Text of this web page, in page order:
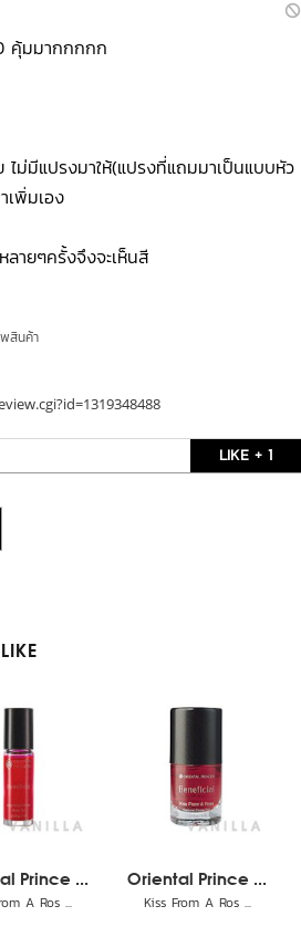
คุ้มมากกกกก
ม่มีแปรงมาให้(แปรงที่แถมมาเป็นแบบหัว
เพิ่มเอง
ายๆครั้งจึงจะเห็นสี
พสินค้า
LIKE + 1
Prince ...
A Ros ...
Oriental Prince ...
Kiss From A Ros ...